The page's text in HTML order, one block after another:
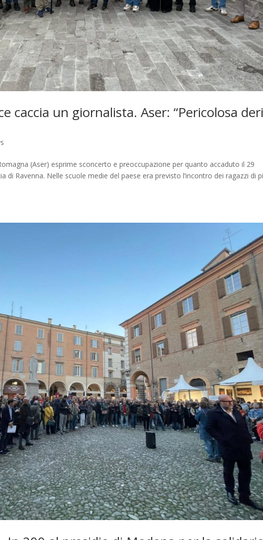
caccia un giornalista. Aser: “Pericolosa
(Aser) esprime sconcerto e preoccupazione per quanto accaduto il 29
di Ravenna. Nelle scuole medie del paese era previsto l’incontro dei ragazzi di